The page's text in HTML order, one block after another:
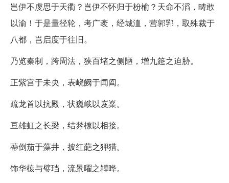
岂伊不虔思于天衢？岂伊不怀归于枌榆？天命不滔，畴敢
以渝！于是量径轮，考广袤，经城洫，营郭郛，取殊裁于
八都，岂启度于往旧。
乃览秦制，跨周法，狭百堵之侧陋，增九筵之迫胁。
正紫宫于未央，表峣阙于闻阖。
疏龙首以抗殿，状巍峨以岌嶪。
亘雄虹之长梁，结棼橑以相接。
蔕倒茄于藻井，披红葩之狎猎。
饰华榱与璧珰，流景曜之韡晔。